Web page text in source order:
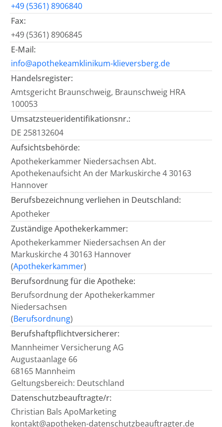
+49 (5361) 8906840
Fax:
+49 (5361) 8906845
E-Mail:
info@apothekeamklinikum-klieversberg.de
Handelsregister:
Amtsgericht Braunschweig, Braunschweig HRA
100053
Umsatzsteueridentifikationsnr.:
DE 258132604
Aufsichtsbehörde:
Apothekerkammer Niedersachsen Abt.
Apothekenaufsicht An der Markuskirche 4 30163
Hannover
Berufsbezeichnung verliehen in Deutschland:
Apotheker
Zuständige Apothekerkammer:
Apothekerkammer Niedersachsen An der
Markuskirche 4 30163 Hannover
(Apothekerkammer)
Berufsordnung für die Apotheke:
Berufsordnung der Apothekerkammer
Niedersachsen
(Berufsordnung)
Berufshaftpflichtversicherer:
Mannheimer Versicherung AG
Augustaanlage 66
68165 Mannheim
Geltungsbereich: Deutschland
Datenschutzbeauftragte/r:
Christian Bals ApoMarketing
kontakt@apotheken-datenschutzbeauftragter.de